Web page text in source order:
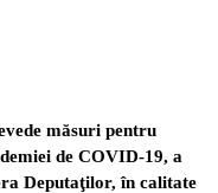
măsuri pentru
de COVID-19, a
Deputaţilor, în calitate